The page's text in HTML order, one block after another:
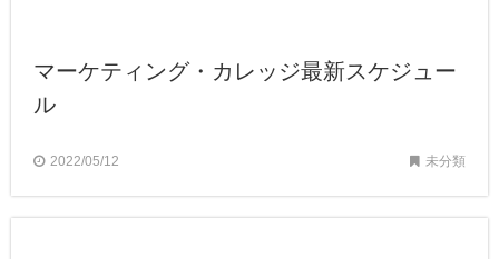
マーケティング・カレッジ最新スケジュー
ル
2022/05/12 未分類